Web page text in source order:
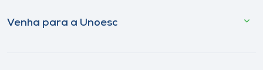
Venha para a Unoesc